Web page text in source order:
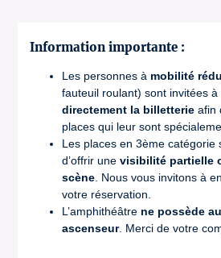
Information importante :
Les personnes à mobilité
fauteuil roulant) sont invitées à
directement la billetterie afin
places qui leur sont
Les places en 3ème catégorie
d’offrir une visibilité partielle
scène . Nous vous invitons à
votre réservation.
L’amphithéâtre ne possède
ascenseur. Merci de votre